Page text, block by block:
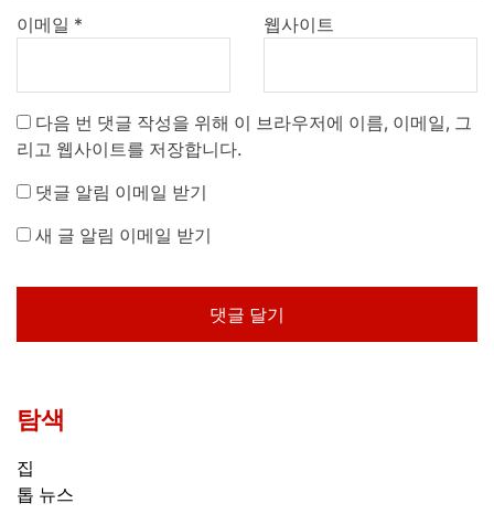
이메일 * 웹사이트
다음 번 댓글 작성을 위해 이 브라우저에 이름, 이메일, 그
리고 웹사이트를 저장합니다.
댓글 알림 이메일 받기
새 글 알림 이메일 받기
탐색
집
톱 뉴스